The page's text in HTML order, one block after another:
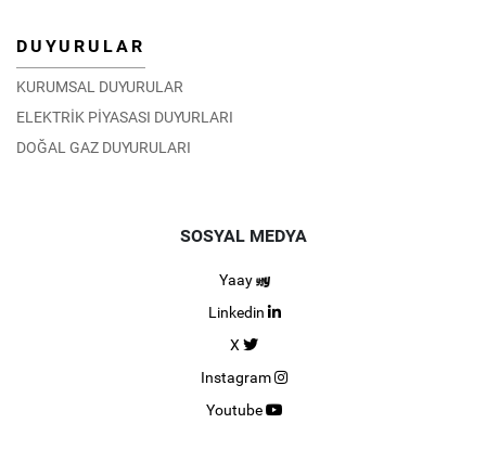
DUYURULAR
KURUMSAL DUYURULAR
ELEKTRİK PİYASASI DUYURLARI
DOĞAL GAZ DUYURULARI
SOSYAL MEDYA
Yaay
Linkedin
X
Instagram
Youtube